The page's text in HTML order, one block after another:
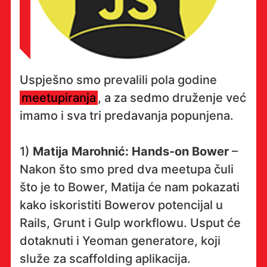
Uspješno smo prevalili pola godine
meetupiranja , a za sedmo druženje već
imamo i sva tri predavanja popunjena.
1) Matija Marohnić: Hands-on Bower –
Nakon što smo pred dva meetupa čuli
što je to Bower, Matija će nam pokazati
kako iskoristiti Bowerov potencijal u
Rails, Grunt i Gulp workflowu. Usput će
dotaknuti i Yeoman generatore, koji
služe za scaffolding aplikacija.